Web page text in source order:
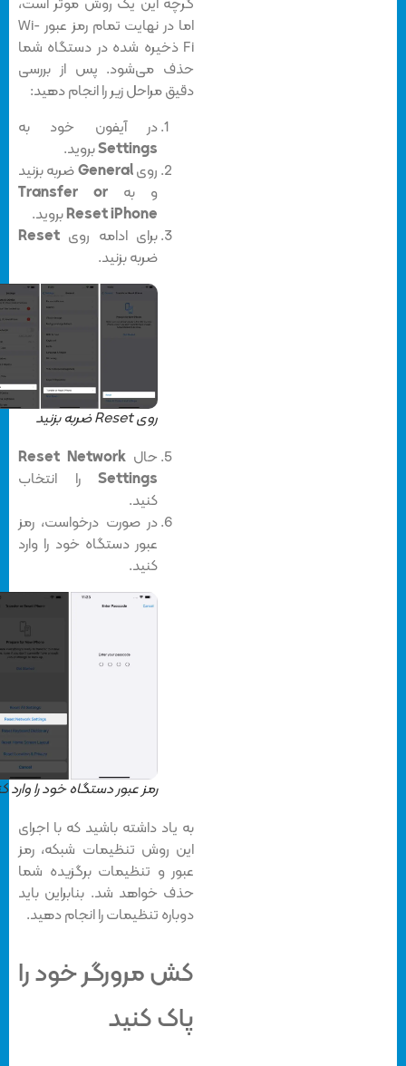
گرچه این یک روش موثر است،
اما در نهایت تمام رمز عبور Wi-
Fi ذخیره شده در دستگاه شما
حذف می‌شود. پس از بررسی
دقیق مراحل زیر را انجام دهید:
در آیفون خود به
Settingsبروید.
روی Generalضربه بزنید
و به Transfer or
Reset iPhoneبروید.
برای ادامه رویReset
ضربه بزنید.
حالReset Network
Settingsرا انتخاب
کنید.
در صورت درخواست، رمز
عبور دستگاه خود را وارد
کنید.
رمز عبور دستگاه خود را وارد کنید
به یاد داشته باشید که با اجرای
این روش تنظیمات شبکه، رمز
عبور و تنظیمات برگزیده شما
حذف خواهد شد. بنابراین باید
دوباره تنظیمات را انجام دهید.
کش مرورگر خود را
پاک کنید